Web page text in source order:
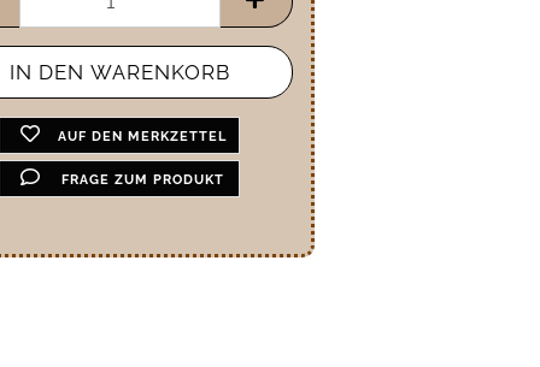
AUF DEN MERKZETTEL
FRAGE ZUM PRODUKT